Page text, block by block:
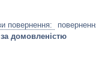
за домовленістю